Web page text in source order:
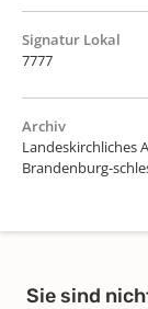
Signatur Lokal
7777
Archiv
Landeskirchliches
Brandenburg-
Sie sind